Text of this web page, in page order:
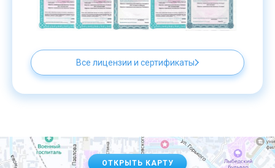
Все лицензии и сертификаты
ОТКРЫТЬ КАРТУ